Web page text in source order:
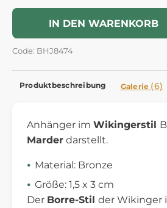
IN DEN WARENKORB
Code: BHJ8474
Produktbeschreibung Galerie (6)
Anhänger im Wikingerstil
Marder darstellt.
Material: Bronze
Größe: 1,5 x 3 cm
Der Borre-Stil der Wikinger